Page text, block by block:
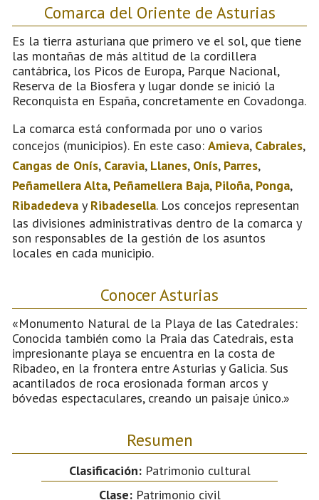
Comarca del Oriente de Asturias
Es la tierra asturiana que primero ve el sol, que tiene
las montañas de más altitud de la cordillera
cantábrica, los Picos de Europa, Parque Nacional,
Reserva de la Biosfera y lugar donde se inició la
Reconquista en España, concretamente en Covadonga.
La comarca está conformada por uno o varios
concejos (municipios). En este caso: Amieva, Cabrales,
Cangas de Onís, Caravia, Llanes, Onís, Parres,
Peñamellera Alta, Peñamellera Baja, Piloña, Ponga,
Ribadedeva y Ribadesella. Los concejos representan
las divisiones administrativas dentro de la comarca y
son responsables de la gestión de los asuntos
locales en cada municipio.
Conocer Asturias
«Monumento Natural de la Playa de las Catedrales:
Conocida también como la Praia das Catedrais, esta
impresionante playa se encuentra en la costa de
Ribadeo, en la frontera entre Asturias y Galicia. Sus
acantilados de roca erosionada forman arcos y
bóvedas espectaculares, creando un paisaje único.»
Resumen
Clasificación:Patrimonio cultural
Clase:Patrimonio civil